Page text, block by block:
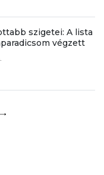
szigetei: A lista
végzett